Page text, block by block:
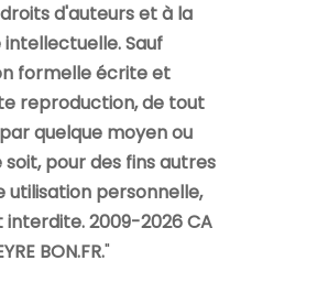
d'auteurs et à la
Sauf
formelle écrite et
reproduction, de tout
quelque moyen ou
pour des fins autres
utilisation personnelle,
2009-2026 CA
BON.FR."